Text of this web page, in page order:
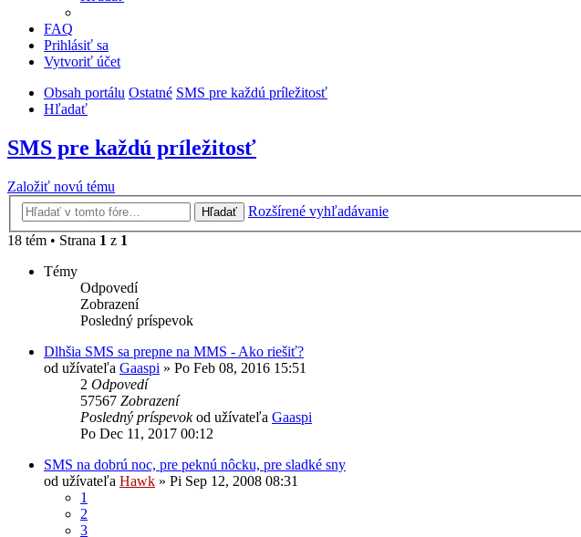
FAQ
Prihlásiť sa
Vytvoriť účet
Obsah portálu Ostatné SMS pre každú príležitosť
Hľadať
SMS pre každú príležitosť
Založiť novú tému
Hľadať
Rozšírené vyhľadávanie
18 tém • Strana 1 z 1
Témy
Odpovedí
Zobrazení
Posledný príspevok
Dlhšia SMS sa prepne na MMS - Ako riešiť?
od užívateľa Gaaspi » Po Feb 08, 2016 15:51
2 Odpovedí
57567 Zobrazení
Posledný príspevokod užívateľa Gaaspi
Po Dec 11, 2017 00:12
SMS na dobrú noc, pre peknú nôcku, pre sladké sny
od užívateľa Hawk » Pi Sep 12, 2008 08:31
1
2
3